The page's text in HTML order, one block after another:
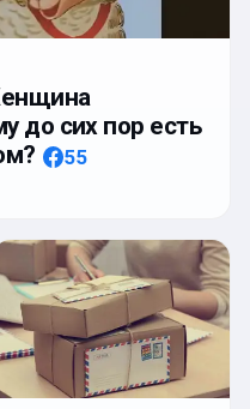
до сих пор есть
55